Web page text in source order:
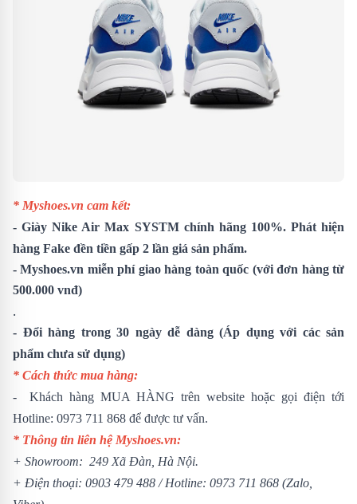
* Myshoes.vn cam kết:
-Giày Nike Air Max SYSTMchính hãng 100%. Phát hiện
hàng Fake đền tiền gấp 2 lần giá sản phẩm.
- Myshoes.vn miễn phí giao hàng toàn quốc (với đơn hàng từ
500.000 vnđ)
.
- Đổi hàng trong 30 ngày dễ dàng (Áp dụng với các sản
phẩm chưa sử dụng)
* Cách thức mua hàng:
- Khách hàng MUA HÀNG trên website hoặc gọi điện tới
Hotline: 0973 711 868 để được tư vấn.
* Thông tin liên hệ Myshoes.vn:
+ Showroom: 249 Xã Đàn, Hà Nội.
+ Điện thoại: 0903 479 488 /Hotline: 0973 711 868 (Zalo,